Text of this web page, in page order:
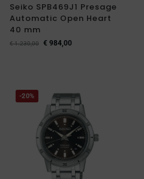
Seiko SPB469J1 Presage
Automatic Open Heart
40 mm
€1.230,00 € 984,00
-20%